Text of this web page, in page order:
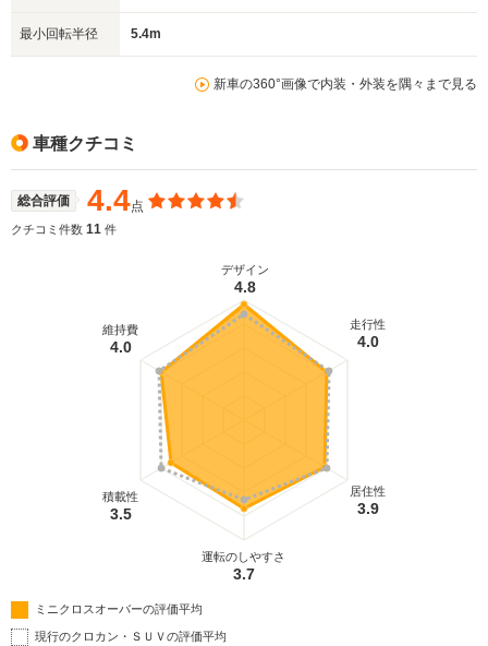
最小回転半径 5.4m
新車の360°画像で内装・外装を隅々まで見る
車種クチコミ
総合評価 4.4点
クチコミ件数 11 件
デザイン
4.8
走行性
4.0
居住性
3.9
運転のしやすさ
3.7
積載性
3.5
維持費
4.0
ミニクロスオーバーの評価平均
現行のクロカン・ＳＵＶの評価平均